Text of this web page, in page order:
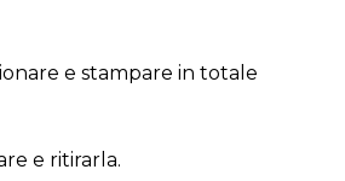
e stampare in totale
e ritirarla.